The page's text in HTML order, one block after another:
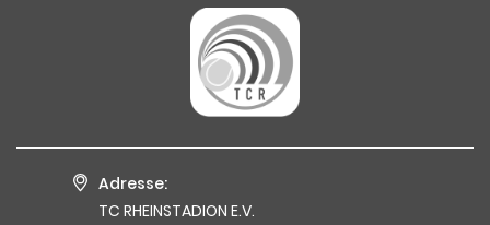
Adresse:
TC RHEINSTADION E.V.